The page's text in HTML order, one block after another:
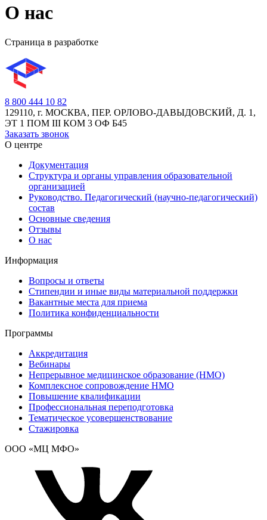
О нас
Страница в разработке
8 800 444 10 82
129110, г. МОСКВА, ПЕР. ОРЛОВО-ДАВЫДОВСКИЙ, Д. 1,
ЭТ 1 ПОМ III КОМ 3 ОФ Б45
Заказать звонок
О центре
Документация
Структура и органы управления образовательной
организацией
Руководство. Педагогический (научно-педагогический)
состав
Основные сведения
Отзывы
О нас
Информация
Вопросы и ответы
Стипендии и иные виды материальной поддержки
Вакантные места для приема
Политика конфиденциальности
Программы
Аккредитация
Вебинары
Непрерывное медицинское образование (НМО)
Комплексное сопровождение НМО
Повышение квалификации
Профессиональная переподготовка
Тематическое усовершенствование
Стажировка
ООО «МЦ МФО»